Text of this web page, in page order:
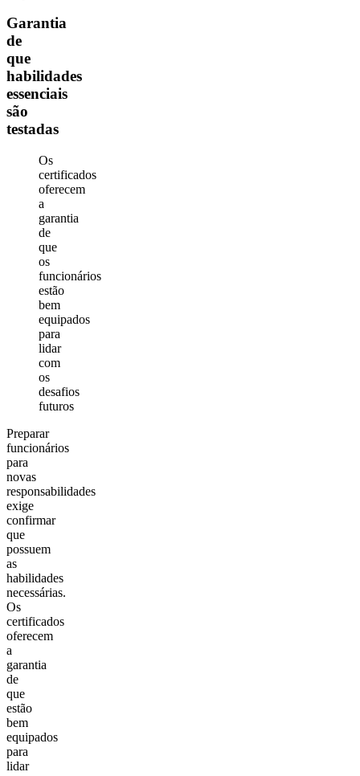
Garantia
de
que
habilidades
essenciais
são
testadas
Os
certificados
oferecem
a
garantia
de
que
os
funcionários
estão
bem
equipados
para
lidar
com
os
desafios
futuros
Preparar
funcionários
para
novas
responsabilidades
exige
confirmar
que
possuem
as
habilidades
necessárias.
Os
certificados
oferecem
a
garantia
de
que
estão
bem
equipados
para
lidar